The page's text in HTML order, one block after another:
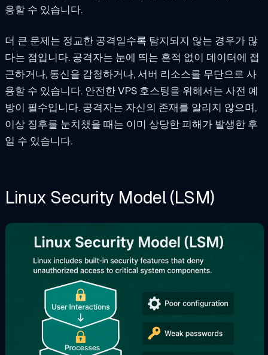
응할 수 있습니다.
더 큰 문제는 정교한 공격일수록 탐지되지 않는 경우가 많
다는 점입니다. 공격자는 눈에 띄는 흔적 없이 데이터에 접
근하거나, 통신을 감청하거나, 서버 리소스를 무단으로 사
용할 수 있습니다. 안전한 VPS 호스팅을 위해서는 사전 예
방이 필수입니다. 공격자는 자신의 존재를 알리지 않으며,
이상 징후를 눈치챘을 때는 이미 상당한 피해가 발생한 후
일 수 있습니다.
Linux Security Model (LSM)